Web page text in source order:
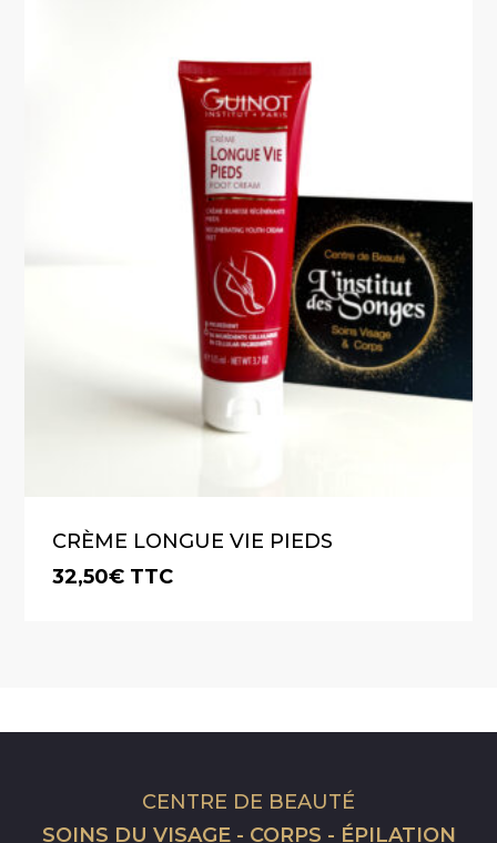
CRÈME LONGUE VIE PIEDS
32,50€ TTC
CENTRE DE BEAUTÉ
SOINS DU VISAGE - CORPS - ÉPILATION